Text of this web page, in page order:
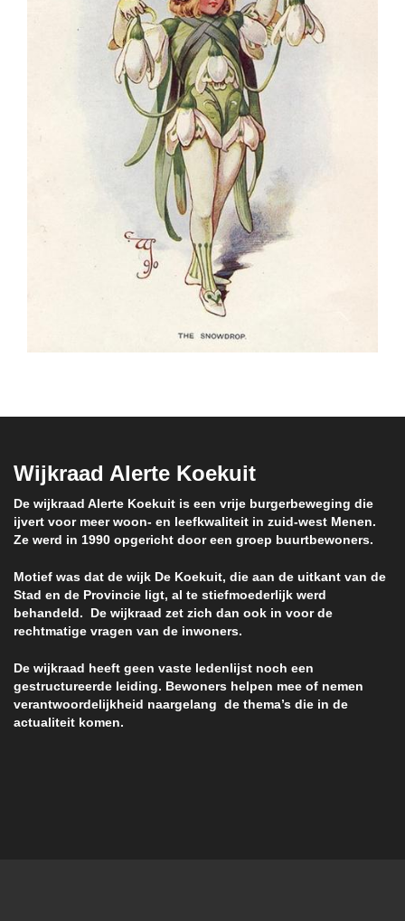
Wijkraad Alerte Koekuit
De wijkraad Alerte Koekuit is een vrije burgerbeweging die
ijvert voor meer woon- en leefkwaliteit in zuid-west Menen.
Ze werd in 1990 opgericht door een groep buurtbewoners.
Motief was dat de wijk De Koekuit, die aan de uitkant van de
Stad en de Provincie ligt, al te stiefmoederlijk werd
behandeld. De wijkraad zet zich dan ook in voor de
rechtmatige vragen van de inwoners.
De wijkraad heeft geen vaste ledenlijst noch een
gestructureerde leiding. Bewoners helpen mee of nemen
verantwoordelijkheid naargelang de thema’s die in de
actualiteit komen.